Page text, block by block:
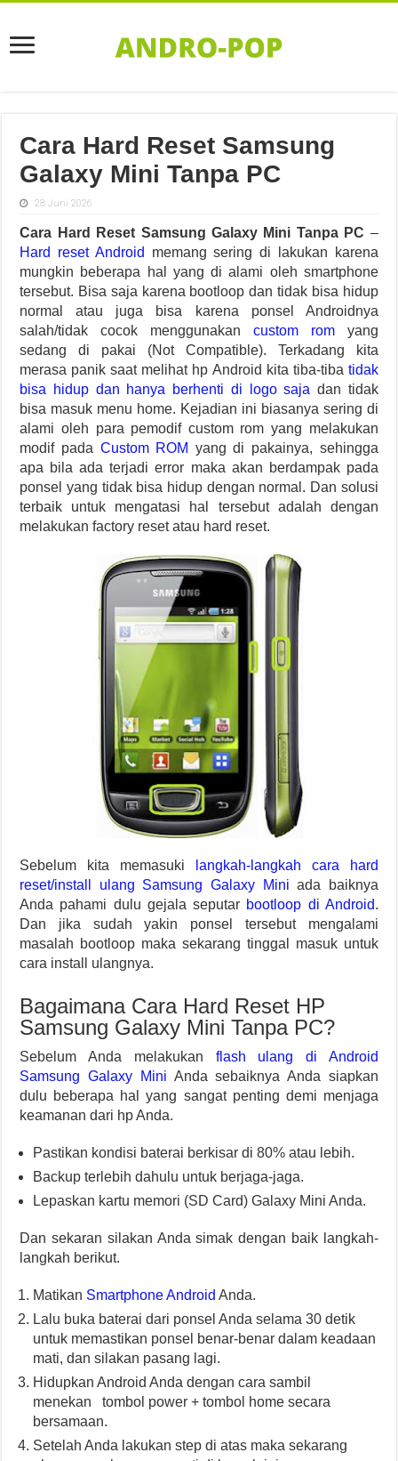
Cara Hard Reset Samsung
Galaxy Mini Tanpa PC
28 Juni 2026
Cara Hard Reset Samsung Galaxy Mini Tanpa PC –
Hard reset Android
memang sering di lakukan karena
mungkin beberapa hal yang di alami oleh smartphone
tersebut. Bisa saja karena bootloop dan tidak bisa hidup
normal atau juga bisa karena ponsel Androidnya
salah/tidak cocok menggunakan custom romyang
sedang di pakai (Not Compatible). Terkadang kita
merasa panik saat melihat hp Android kita tiba-tiba tidak
bisa hidup dan hanya berhenti di logo saja dan tidak
bisa masuk menu home. Kejadian ini biasanya sering di
alami oleh para pemodif custom rom yang melakukan
modif pada Custom ROM yang di pakainya, sehingga
apa bila ada terjadi error maka akan berdampak pada
ponsel yang tidak bisa hidup dengan normal. Dan solusi
terbaik untuk mengatasi hal tersebut adalah dengan
melakukan factory reset atau hard reset.
Sebelum kita memasuki
langkah-langkah cara hard
reset/install ulang Samsung Galaxy Mini ada baiknya
Anda pahami dulu gejala seputar bootloop di Android.
Dan jika sudah yakin ponsel tersebut mengalami
masalah bootloop maka sekarang tinggal masuk untuk
cara install ulangnya.
Bagaimana Cara Hard Reset HP
Samsung Galaxy Mini Tanpa PC?
Sebelum Anda melakukan flash ulang di Android
Samsung Galaxy Mini Anda sebaiknya Anda siapkan
dulu beberapa hal yang sangat penting demi menjaga
keamanan dari hp Anda.
Pastikan kondisi baterai berkisar di 80% atau lebih.
Backup terlebih dahulu untuk berjaga-jaga.
Lepaskan kartu memori (SD Card) Galaxy Mini Anda.
Dan sekaran silakan Anda simak dengan baik langkah-
langkah berikut.
Matikan Smartphone Android Anda.
Lalu buka baterai dari ponsel Anda selama 30 detik
untuk memastikan ponsel benar-benar dalam keadaan
mati, dan silakan pasang lagi.
Hidupkan Android Anda dengan cara sambil
menekan tombol power + tombol home secara
bersamaan.
Setelah Anda lakukan step di atas maka sekarang